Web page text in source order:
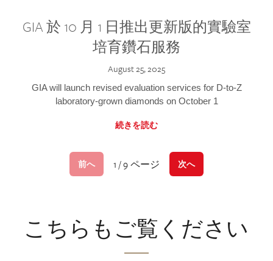
GIA 於 10 月 1 日推出更新版的實驗室
培育鑽石服務
August 25, 2025
GIA will launch revised evaluation services for D-to-Z
laboratory-grown diamonds on October 1
続きを読む
前へ 1 / 9 ページ 次へ
こちらもご覧ください